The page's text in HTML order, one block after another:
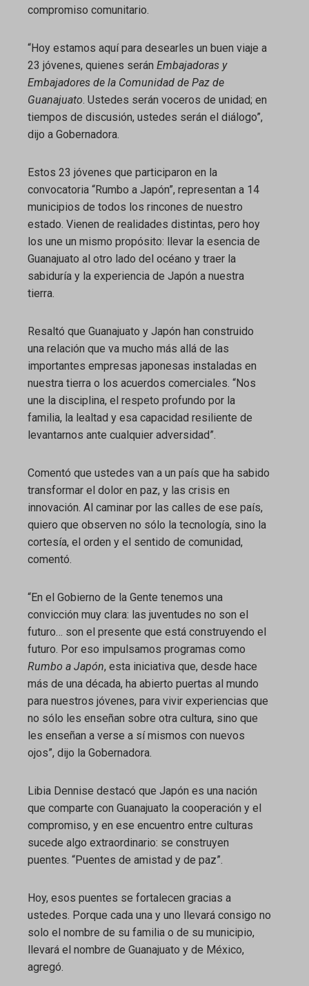
compromiso comunitario.
“Hoy estamos aquí para desearles un buen viaje a
23 jóvenes, quienes serán Embajadoras y
Embajadores de la Comunidad de Paz de
Guanajuato . Ustedes serán voceros de unidad; en
tiempos de discusión, ustedes serán el diálogo”,
dijo a Gobernadora.
Estos 23 jóvenes que participaron en la
convocatoria “Rumbo a Japón”, representan a 14
municipios de todos los rincones de nuestro
estado. Vienen de realidades distintas, pero hoy
los une un mismo propósito: llevar la esencia de
Guanajuato al otro lado del océano y traer la
sabiduría y la experiencia de Japón a nuestra
tierra.
Resaltó que Guanajuato y Japón han construido
una relación que va mucho más allá de las
importantes empresas japonesas instaladas en
nuestra tierra o los acuerdos comerciales. “Nos
une la disciplina, el respeto profundo por la
familia, la lealtad y esa capacidad resiliente de
levantarnos ante cualquier adversidad”.
Comentó que ustedes van a un país que ha sabido
transformar el dolor en paz, y las crisis en
innovación. Al caminar por las calles de ese país,
quiero que observen no sólo la tecnología, sino la
cortesía, el orden y el sentido de comunidad,
comentó.
“En el Gobierno de la Gente tenemos una
convicción muy clara: las juventudes no son el
futuro… son el presente que está construyendo el
futuro. Por eso impulsamos programas como
Rumbo a Japón, esta iniciativa que, desde hace
más de una década, ha abierto puertas al mundo
para nuestros jóvenes, para vivir experiencias que
no sólo les enseñan sobre otra cultura, sino que
les enseñan a verse a sí mismos con nuevos
ojos”, dijo la Gobernadora.
Libia Dennise destacó que Japón es una nación
que comparte con Guanajuato la cooperación y el
compromiso, y en ese encuentro entre culturas
sucede algo extraordinario: se construyen
puentes. “Puentes de amistad y de paz”.
Hoy, esos puentes se fortalecen gracias a
ustedes. Porque cada una y uno llevará consigo no
solo el nombre de su familia o de su municipio,
llevará el nombre de Guanajuato y de México,
agregó.